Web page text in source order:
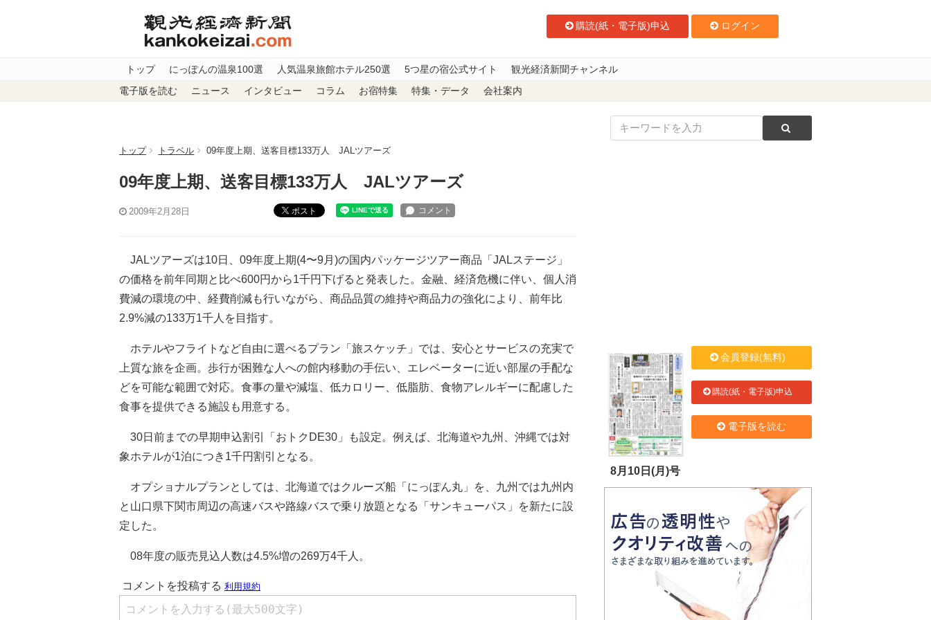
購読(紙・電子版)申込 ログイン
トップ にっぽんの温泉100選 人気温泉旅館ホテル250選 5つ星の宿公式サイト 観光経済新聞チャンネル
電子版を読む ニュース インタビュー コラム お宿特集 特集・データ 会社案内
トップ トラベル 09年度上期、送客目標133万人 JALツアーズ
09年度上期、送客目標133万人 JALツアーズ
2009年2月28日 ポスト
JALツアーズは10日、09年度上期(4〜9月)の国内パッケージツアー商品「JALステージ」
の価格を前年同期と比べ600円から1千円下げると発表した。金融、経済危機に伴い、個人消
費減の環境の中、経費削減も行いながら、商品品質の維持や商品力の強化により、前年比
2.9%減の133万1千人を目指す。
ホテルやフライトなど自由に選べるプラン「旅スケッチ」では、安心とサービスの充実で
上質な旅を企画。歩行が困難な人への館内移動の手伝い、エレベーターに近い部屋の手配な
どを可能な範囲で対応。食事の量や減塩、低カロリー、低脂肪、食物アレルギーに配慮した
食事を提供できる施設も用意する。
30日前までの早期申込割引「おトクDE30」も設定。例えば、北海道や九州、沖縄では対
象ホテルが1泊につき1千円割引となる。
オプショナルプランとしては、北海道ではクルーズ船「にっぽん丸」を、九州では九州内
と山口県下関市周辺の高速バスや路線バスで乗り放題となる「サンキューパス」を新たに設
定した。
08年度の販売見込人数は4.5%増の269万4千人。
8月10日(月)号
会員登録(無料)
購読(紙・電子版)申込
電子版を読む